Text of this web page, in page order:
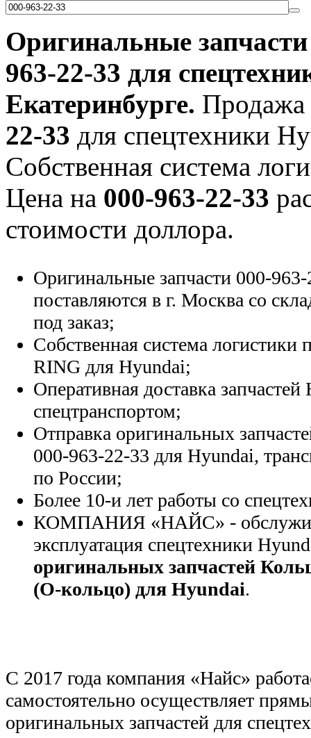
Оригинальные
963-22-33 для
Екатеринбурге. Продажа
22-33 для спецтехники
Собственная система
Цена на 000-963-22-33
стоимости доллора.
Оригинальные запчасти 000-
поставляются в г. Москва со
под заказ;
Собственная система логистики
RING для Hyundai;
Оперативная доставка
спецтранспортом;
Отправка оригинальных
000-963-22-33 для Hyundai,
по России;
Более 10-и лет работы со
КОМПАНИЯ «НАЙС» -
эксплуатация спецтехники
оригинальных запчастей
(О-кольцо) для Hyundai.
С 2017 года компания «Найс»
самостоятельно осуществляет
оригинальных запчастей для